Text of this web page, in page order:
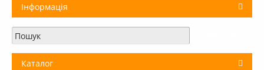
Інформація
Про нас
Доставка і оплата
Каталог